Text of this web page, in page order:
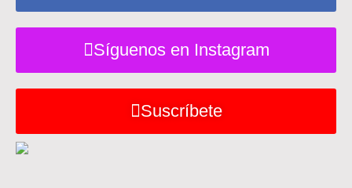
Síguenos en Instagram
Suscríbete